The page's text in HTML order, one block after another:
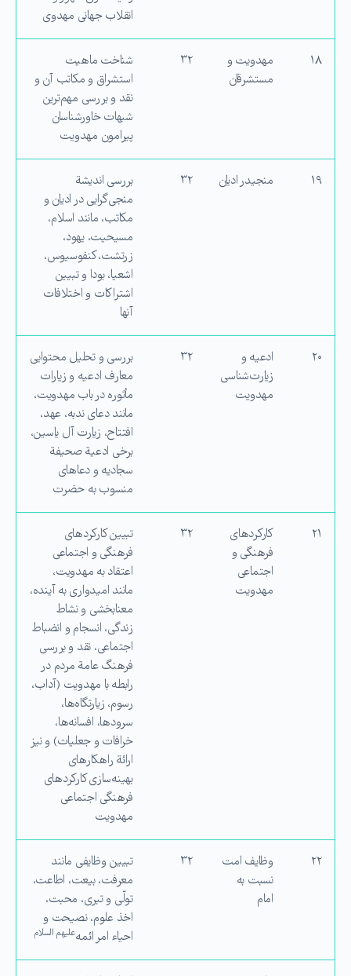
انقلاب جهانی مهدوی
۱۸
مهدویت و
مستشرقان
۳۲
شناخت ماهیت
استشراق و مكاتب آن و
نقد و بررسی مهم‌ترین
شبهات خاورشناسان
پیرامون مهدویت
۱۹ منجیدر ادیان ۳۲
بررسی اندیشة
منجی‌گرایی در ادیان و
مكاتب، مانند اسلام،
مسیحیت، یهود،
زرتشت، كنفوسیوس،
اشعیا، بودا و تبیین
اشتراكات و اختلافات
آنها
۲۰
ادعیه و
زیارت‌شناسی
مهدویت
۳۲
بررسی و تحلیل محتوایی
معارف ادعیه و زیارات
مأثوره در باب مهدویت،
مانند دعای ندبه، عهد،
افتتاح، زیارت آل ‌یاسین،
برخی ادعیة صحیفة
سجادیه و دعاهای
منسوب به حضرت
۲۱
كاركردهای
فرهنگی و
اجتماعی
مهدویت
۳۲
تبیین كاركردهای
فرهنگی و اجتماعی
اعتقاد به مهدویت،
مانند امیدواری به آینده،
معنا‌بخشی و نشاط
زندگی، انسجام و انضباط
اجتماعی، نقد و بررسی
فرهنگ عامة مردم در
رابطه با مهدویت (آداب،
رسوم، زیارتگاه‌ها،
سرودها، افسانه‌ها،
خرافات و جعلیات) و نیز
ارائة راهكارهای
بهینه‌سازی كاركردهای
‌فرهنگی اجتماعی
مهدویت
۲۲
وظایف امت
نسبت به
امام
۳۲
تبیین وظایفی مانند
معرفت، بیعت، اطاعت،
تولّی و تبری، محبت،
اخذ علوم، نصیحت و
احیاء امر ائمهعلیهم السلام